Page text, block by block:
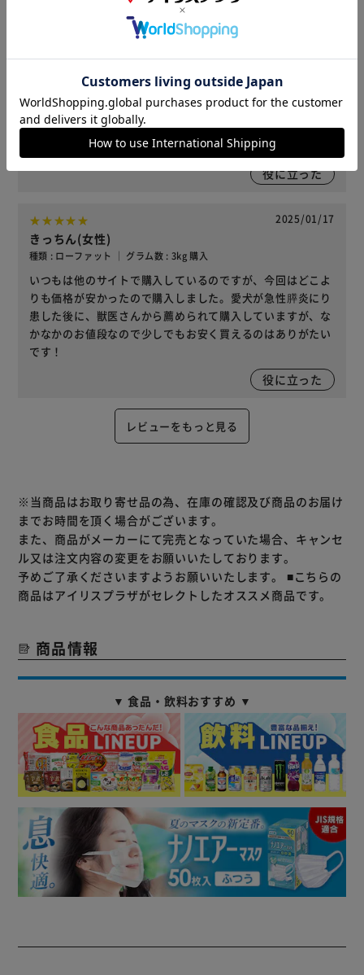
種類 : コンフォート ｜ グラム数 : 3kg 購入
獣医に勧められ3年以上これしか食べさせていません。価格
高騰の折、今回クーポンで最安値で購入させて頂き大変感謝
しています。
役に立った
2025/01/17
きっちん(女性)
種類 : ローファット ｜ グラム数 : 3kg 購入
いつもは他のサイトで購入しているのですが、今回はどこよ
りも価格が安かったので購入しました。愛犬が急性膵炎にり
患した後に、獣医さんから薦められて購入していますが、な
かなかのお値段なので少しでもお安く買えるのはありがたい
です！
役に立った
レビューをもっと見る
※当商品はお取り寄せ品の為、在庫の確認及び商品のお届け
までお時間を頂く場合がございます。
また、商品がメーカーにて完売となっていた場合、キャンセ
ル又は注文内容の変更をお願いいたしております。
予めご了承くださいますようお願いいたします。 ■こちらの
商品はアイリスプラザがセレクトしたオススメ商品です。
商品情報
▼ 食品・飲料おすすめ ▼